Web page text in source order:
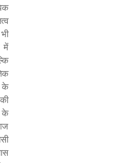
में
के
के